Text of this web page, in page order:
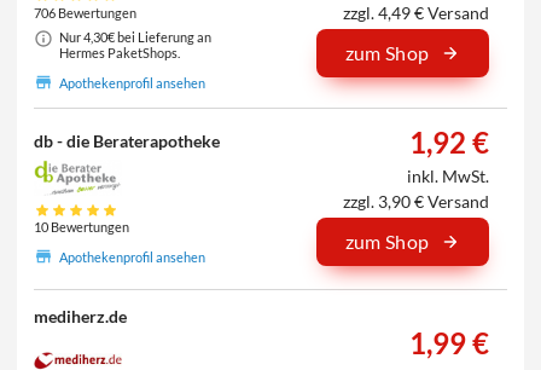
706 Bewertungen
Nur 4,30€ bei Lieferung an
Hermes PaketShops.
Apothekenprofil ansehen
zzgl. 4,49 € Versand
zum Shop
db - die Beraterapotheke
10 Bewertungen
Apothekenprofil ansehen
1,92 €
inkl. MwSt.
zzgl. 3,90 € Versand
zum Shop
mediherz.de
1,99 €